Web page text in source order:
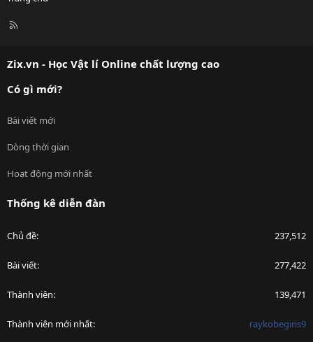
R
Zix.vn - Học Vật lí Online chất lượng cao
Có gì mới?
Bài viết mới
Dòng thời gian
Hoạt động mới nhất
Thống kê diễn đàn
Chủ đề 237,512
Bài viết 277,422
Thành viên 139,471
Thành viên mới nhất raykobegiris9